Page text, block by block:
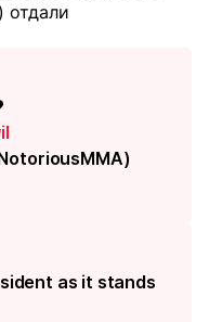
отдали
as it stands